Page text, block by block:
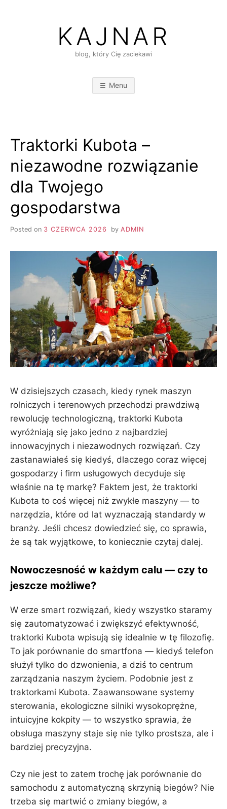
KAJNAR
blog, który Cię zaciekawi
Menu
Traktorki Kubota –
niezawodne rozwiązanie
dla Twojego
gospodarstwa
Posted on 3 CZERWCA 2026 by ADMIN
W dzisiejszych czasach, kiedy rynek maszyn
rolniczych i terenowych przechodzi prawdziwą
rewolucję technologiczną, traktorki Kubota
wyróżniają się jako jedno z najbardziej
innowacyjnych i niezawodnych rozwiązań. Czy
zastanawiałeś się kiedyś, dlaczego coraz więcej
gospodarzy i firm usługowych decyduje się
właśnie na tę markę? Faktem jest, że traktorki
Kubota to coś więcej niż zwykłe maszyny — to
narzędzia, które od lat wyznaczają standardy w
branży. Jeśli chcesz dowiedzieć się, co sprawia,
że są tak wyjątkowe, to koniecznie czytaj dalej.
Nowoczesność w każdym calu — czy to
jeszcze możliwe?
W erze smart rozwiązań, kiedy wszystko staramy
się zautomatyzować i zwiększyć efektywność,
traktorki Kubota wpisują się idealnie w tę filozofię.
To jak porównanie do smartfona — kiedyś telefon
służył tylko do dzwonienia, a dziś to centrum
zarządzania naszym życiem. Podobnie jest z
traktorkami Kubota. Zaawansowane systemy
sterowania, ekologiczne silniki wysokoprężne,
intuicyjne kokpity — to wszystko sprawia, że
obsługa maszyny staje się nie tylko prostsza, ale i
bardziej precyzyjna.
Czy nie jest to zatem trochę jak porównanie do
samochodu z automatyczną skrzynią biegów? Nie
trzeba się martwić o zmiany biegów, a